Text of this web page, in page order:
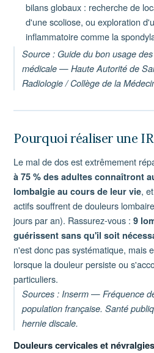
bilans globaux : recherche de
d'une scoliose, ou exploration
inflammatoire comme la
Source : Guide du bon usage
médicale — Haute Autorité de
Radiologie / Collège de la
Pourquoi réaliser une
Le mal de dos est extrêmement
à 75 % des adultes connaîtront
lombalgie au cours de leur vie,
actifs souffrent de douleurs
jours par an). Rassurez-vous :9
guérissent sans qu'il soit
n'est donc pas systématique, mais
lorsque la douleur persiste ou
particuliers.
Sources : Inserm — Fréquence
population française. Santé
hernie discale.
Douleurs cervicales et